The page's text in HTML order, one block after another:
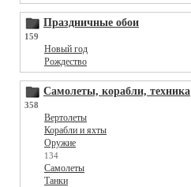
Праздничные обои
159
Новый год
Рождество
Самолеты, корабли, техника
358
Вертолеты
Корабли и яхты
Оружие
134
Самолеты
Танки